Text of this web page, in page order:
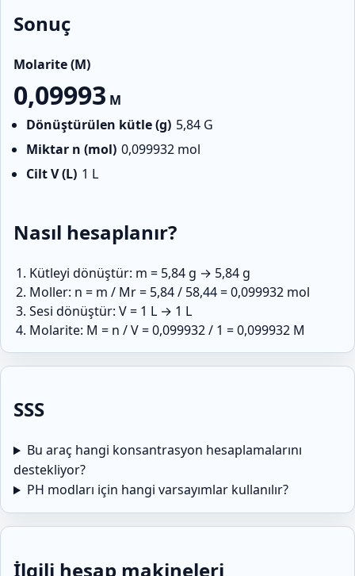
Sonuç
Molarite (M)
0,09993 M
Dönüştürülen kütle (g) 5,84 G
Miktar n (mol) 0,099932 mol
Cilt V (L) 1 L
Nasıl hesaplanır?
Kütleyi dönüştür: m = 5,84 g → 5,84 g
Moller: n = m / Mr = 5,84 / 58,44 = 0,099932 mol
Sesi dönüştür: V = 1 L → 1 L
Molarite: M = n / V = ​​0,099932 / 1 = 0,099932 M
SSS
Bu araç hangi konsantrasyon hesaplamalarını
destekliyor?
PH modları için hangi varsayımlar kullanılır?
İlgili hesap makineleri